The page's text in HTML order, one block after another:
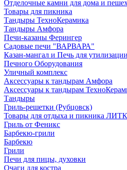
Отделочные камни для дома и
Товары для пикника
Тандыры ТехноКерамика
Тандыры Амфора
Печи-казаны Ферингер
Садовые печи "ВАРВАРА"
Казан-мангал и Печь для
Печного Оборудования
Уличный комплекс
Аксессуары к тандырам Амфора
Аксессуары к тандырам
Тандыры
Гриль-решетки (Рубцовск)
Товары для отдыха и пикника
Гриль от Феникс
Барбекю-грили
Барбекю
Грили
Печи для пицы, духовки
Очаги для костра